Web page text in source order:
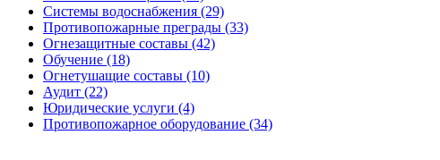
Системы водоснабжения (29)
Противопожарные преграды (33)
Огнезащитные составы (42)
Обучение (18)
Огнетушащие составы (10)
Аудит (22)
Юридические услуги (4)
Противопожарное оборудование (34)